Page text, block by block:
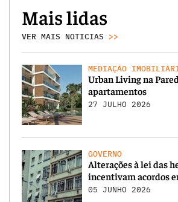
Mais lidas
VER MAIS NOTICIAS >>
MEDIAÇÃO
Urban Living na
apartamentos
27 JULHO 2026
GOVERNO
Alterações à lei das
incentivam acordos
05 JUNHO 2026